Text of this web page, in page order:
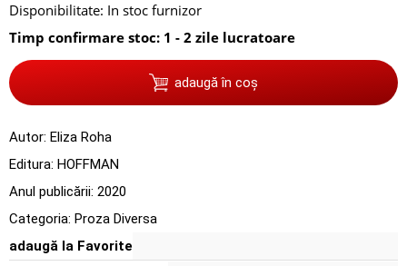
Disponibilitate: In stoc furnizor
Timp confirmare stoc: 1 - 2 zile lucratoare
adaugă în coș
Autor: Eliza Roha
Editura: HOFFMAN
Anul publicării: 2020
Categoria: Proza Diversa
adaugă la Favorite